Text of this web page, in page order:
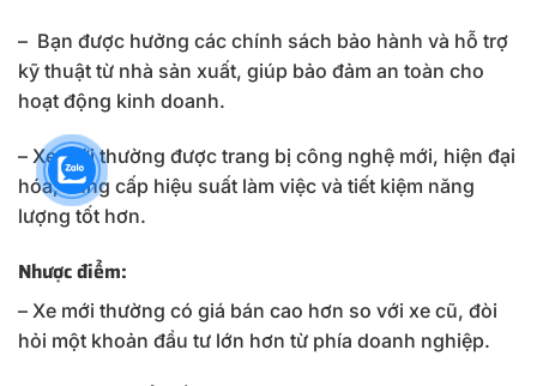
– Bạn được hưởng các chính sách bảo hành và hỗ trợ
kỹ thuật từ nhà sản xuất, giúp bảo đảm an toàn cho
hoạt động kinh doanh.
– Xe mới thường được trang bị công nghệ mới, hiện đại
hóa, cung cấp hiệu suất làm việc và tiết kiệm năng
lượng tốt hơn.
Nhược điểm:
– Xe mới thường có giá bán cao hơn so với xe cũ, đòi
hỏi một khoản đầu tư lớn hơn từ phía doanh nghiệp.